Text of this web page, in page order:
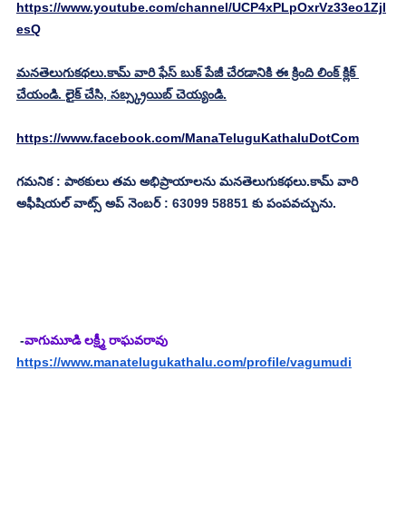
https://www.youtube.com/channel/UCP4xPLpOxrVz33eo1Zjl
esQ
మనతెలుగుకథలు.కామ్ వారి ఫేస్ బుక్ పేజీ చేరడానికి ఈ క్రింది లింక్ క్లిక్
చేయండి. లైక్ చేసి, సబ్స్క్రయిబ్ చెయ్యండి.
https://www.facebook.com/ManaTeluguKathaluDotCom
గమనిక : పాఠకులు తమ అభిప్రాయాలను మనతెలుగుకథలు.కామ్ వారి
అఫీషియల్ వాట్స్ అప్ నెంబర్ : 63099 58851 కు పంపవచ్చును.
-వాగుమూడి లక్ష్మీ రాఘవరావు
https://www.manatelugukathalu.com/profile/vagumudi